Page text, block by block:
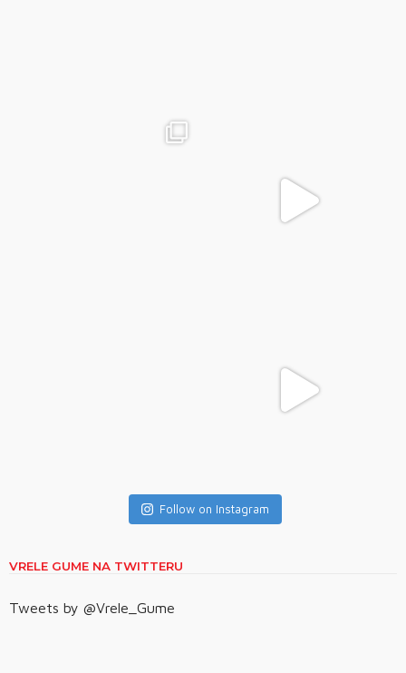
Follow on Instagram
VRELE GUME NA TWITTERU
Tweets by @Vrele_Gume